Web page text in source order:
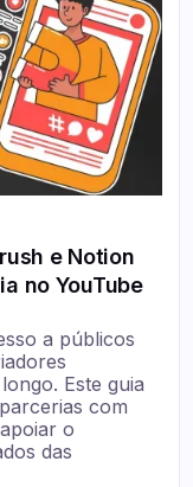
e Notion
no YouTube
a públicos
Este guia
com
o
das